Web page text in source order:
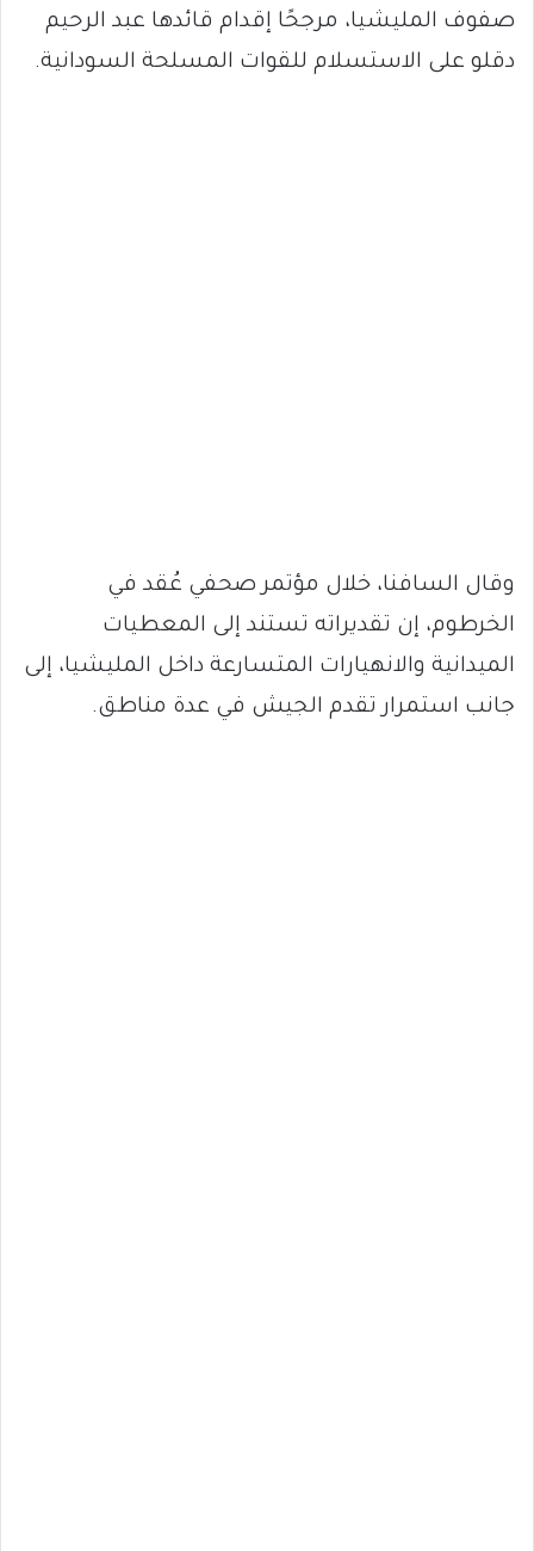
صفوف المليشيا، مرجحًا إقدام قائدها عبد الرحيم
دقلو على الاستسلام للقوات المسلحة السودانية.
وقال السافنا، خلال مؤتمر صحفي عُقد في
الخرطوم، إن تقديراته تستند إلى المعطيات
الميدانية والانهيارات المتسارعة داخل المليشيا، إلى
جانب استمرار تقدم الجيش في عدة مناطق.